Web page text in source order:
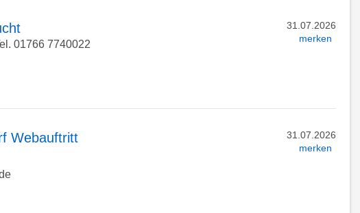
01766 7740022
31.07.2026
merken
Webauftritt
31.07.2026
merken